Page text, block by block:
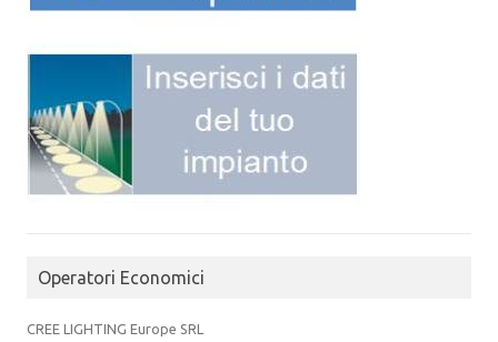
Operatori Economici
CREE LIGHTING Europe SRL